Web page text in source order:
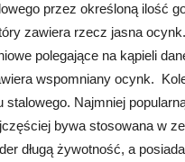
przez określoną ilość
zawiera rzecz jasna
polegające na kąpieli
wspomniany ocynk.
stalowego. Najmniej
bywa stosowana w
długą żywotność, a